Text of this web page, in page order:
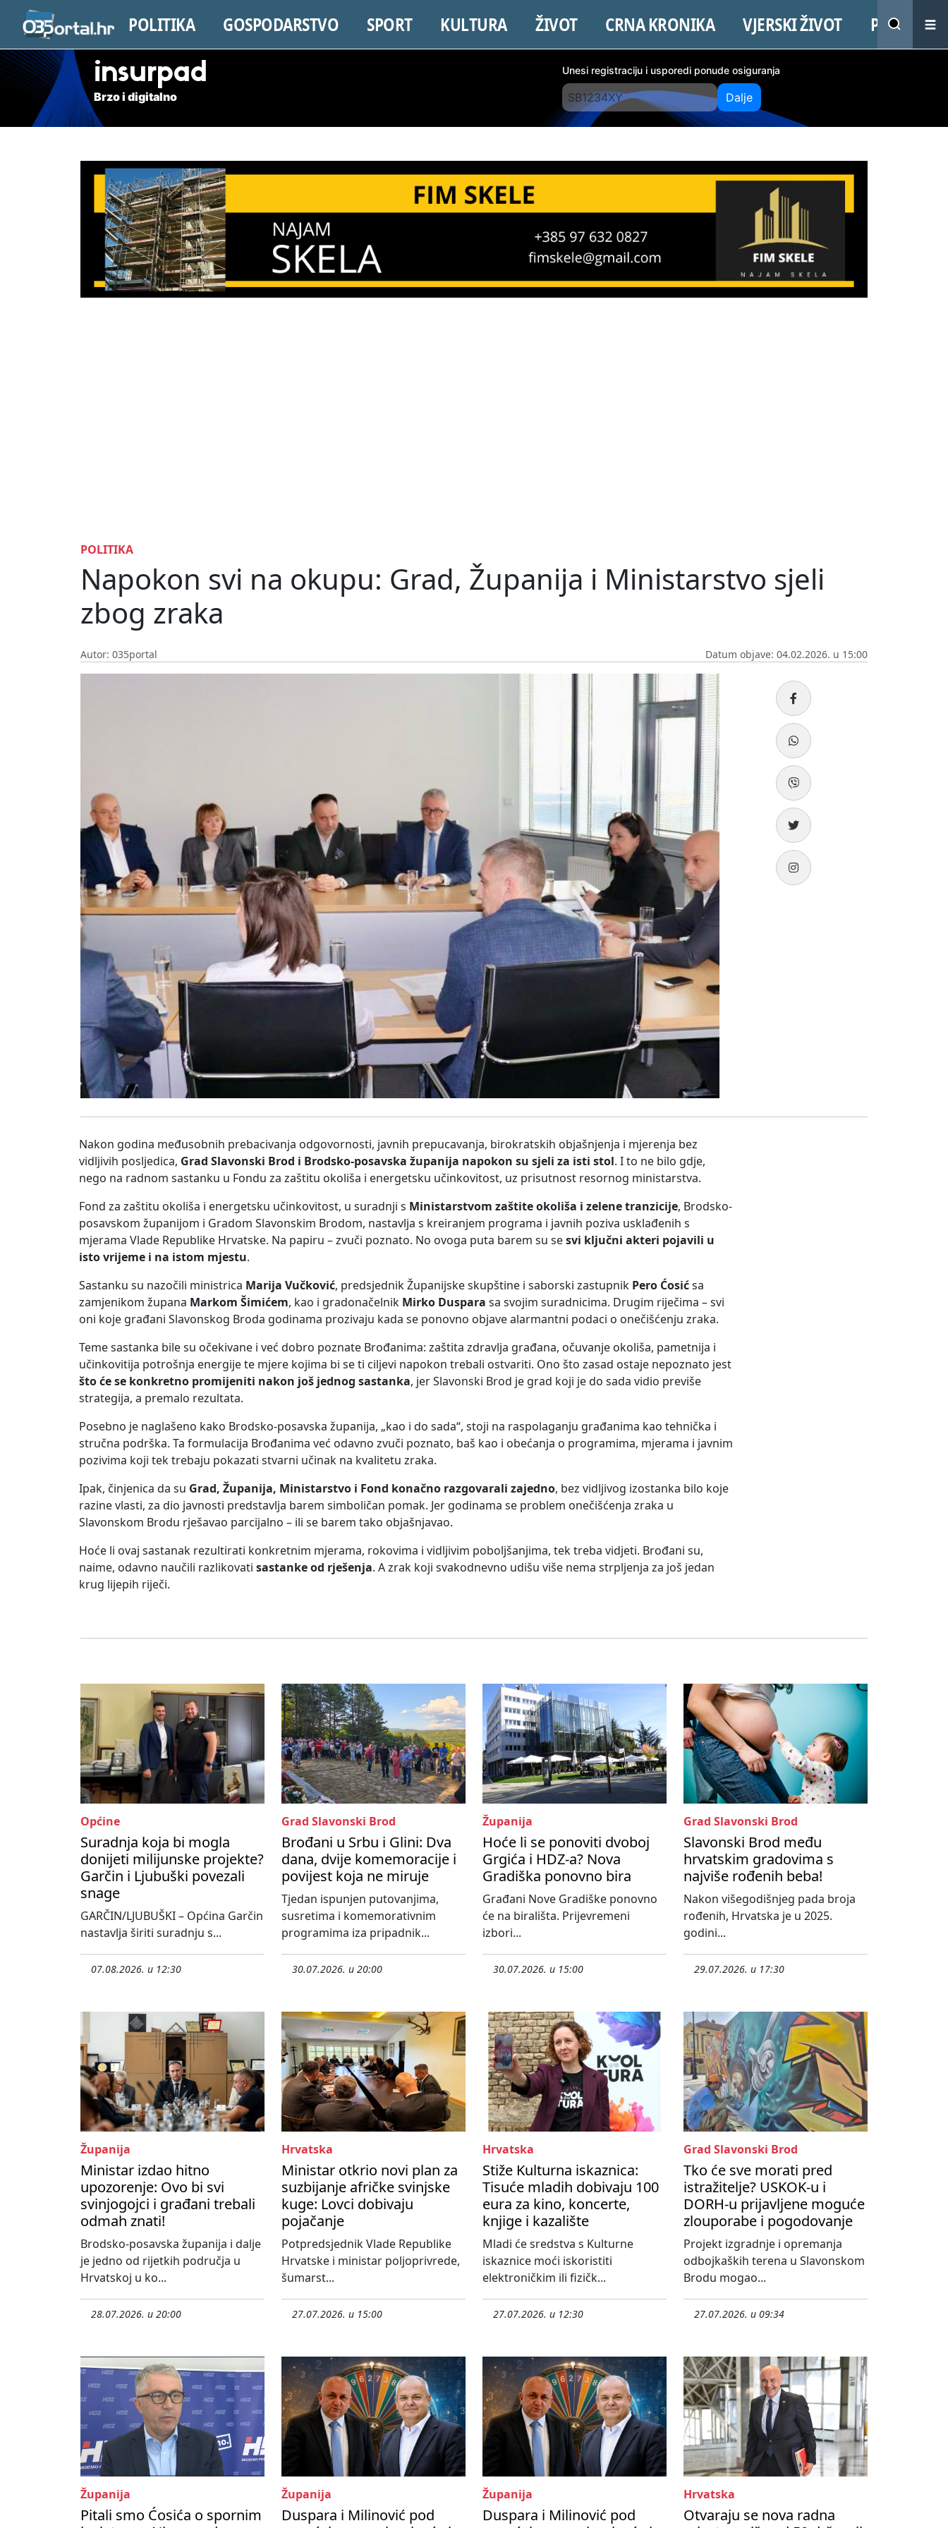
POLITIKA GOSPODARSTVO SPORT KULTURA ŽIVOT CRNA KRONIKA VJERSKI ŽIVOT PROMO
insurpad
Brzo i digitalno
Unesi registraciju i usporedi ponude osiguranja
Dalje
POLITIKA
Napokon svi na okupu: Grad, Županija i Ministarstvo sjeli
zbog zraka
Autor: 035portal Datum objave: 04.02.2026. u 15:00
Nakon godina međusobnih prebacivanja odgovornosti, javnih prepucavanja, birokratskih objašnjenja i mjerenja bez
vidljivih posljedica, Grad Slavonski Brod i Brodsko-posavska županija napokon su sjeli za isti stol. I to ne bilo gdje,
nego na radnom sastanku u Fondu za zaštitu okoliša i energetsku učinkovitost, uz prisutnost resornog ministarstva.
Fond za zaštitu okoliša i energetsku učinkovitost, u suradnji s Ministarstvom zaštite okoliša i zelene tranzicije, Brodsko-
posavskom županijom i Gradom Slavonskim Brodom, nastavlja s kreiranjem programa i javnih poziva usklađenih s
mjerama Vlade Republike Hrvatske. Na papiru – zvuči poznato. No ovoga puta barem su sesvi ključni akteri pojavili u
isto vrijeme i na istom mjestu.
Sastanku su nazočili ministrica Marija Vučković, predsjednik Županijske skupštine i saborski zastupnik Pero Ćosićsa
zamjenikom župana Markom Šimićem, kao i gradonačelnik Mirko Duspara sa svojim suradnicima. Drugim riječima – svi
oni koje građani Slavonskog Broda godinama prozivaju kada se ponovno objave alarmantni podaci o onečišćenju zraka.
Teme sastanka bile su očekivane i već dobro poznate Brođanima: zaštita zdravlja građana, očuvanje okoliša, pametnija i
učinkovitija potrošnja energije te mjere kojima bi se ti ciljevi napokon trebali ostvariti. Ono što zasad ostaje nepoznato jest
što će se konkretno promijeniti nakon još jednog sastanka, jer Slavonski Brod je grad koji je do sada vidio previše
strategija, a premalo rezultata.
Posebno je naglašeno kako Brodsko-posavska županija, „kao i do sada“, stoji na raspolaganju građanima kao tehnička i
stručna podrška. Ta formulacija Brođanima već odavno zvuči poznato, baš kao i obećanja o programima, mjerama i javnim
pozivima koji tek trebaju pokazati stvarni učinak na kvalitetu zraka.
Ipak, činjenica da su Grad, Županija, Ministarstvo i Fond konačno razgovarali zajedno, bez vidljivog izostanka bilo koje
razine vlasti, za dio javnosti predstavlja barem simboličan pomak. Jer godinama se problem onečišćenja zraka u
Slavonskom Brodu rješavao parcijalno – ili se barem tako objašnjavao.
Hoće li ovaj sastanak rezultirati konkretnim mjerama, rokovima i vidljivim poboljšanjima, tek treba vidjeti. Brođani su,
naime, odavno naučili razlikovati sastanke od rješenja. A zrak koji svakodnevno udišu više nema strpljenja za još jedan
krug lijepih riječi.
Općine
Suradnja koja bi mogla
donijeti milijunske projekte?
Garčin i Ljubuški povezali
snage
GARČIN/LJUBUŠKI – Općina Garčin
nastavlja širiti suradnju s...
07.08.2026. u 12:30
Grad Slavonski Brod
Brođani u Srbu i Glini: Dva
dana, dvije komemoracije i
povijest koja ne miruje
Tjedan ispunjen putovanjima,
susretima i komemorativnim
programima iza pripadnik...
30.07.2026. u 20:00
Županija
Hoće li se ponoviti dvoboj
Grgića i HDZ-a? Nova
Gradiška ponovno bira
Građani Nove Gradiške ponovno
će na birališta. Prijevremeni
izbori...
30.07.2026. u 15:00
Grad Slavonski Brod
Slavonski Brod među
hrvatskim gradovima s
najviše rođenih beba!
Nakon višegodišnjeg pada broja
rođenih, Hrvatska je u 2025.
godini...
29.07.2026. u 17:30
Županija
Ministar izdao hitno
upozorenje: Ovo bi svi
svinjogojci i građani trebali
odmah znati!
Brodsko-posavska županija i dalje
je jedno od rijetkih područja u
Hrvatskoj u ko...
28.07.2026. u 20:00
Hrvatska
Ministar otkrio novi plan za
suzbijanje afričke svinjske
kuge: Lovci dobivaju
pojačanje
Potpredsjednik Vlade Republike
Hrvatske i ministar poljoprivrede,
šumarst...
27.07.2026. u 15:00
Hrvatska
Stiže Kulturna iskaznica:
Tisuće mladih dobivaju 100
eura za kino, koncerte,
knjige i kazalište
Mladi će sredstva s Kulturne
iskaznice moći iskoristiti
elektroničkim ili fizičk...
27.07.2026. u 12:30
Grad Slavonski Brod
Tko će sve morati pred
istražitelje? USKOK-u i
DORH-u prijavljene moguće
zlouporabe i pogodovanje
Projekt izgradnje i opremanja
odbojkaških terena u Slavonskom
Brodu mogao...
27.07.2026. u 09:34
Županija
Pitali smo Ćosića o spornim
Županija
Duspara i Milinović pod
Županija
Duspara i Milinović pod
Hrvatska
Otvaraju se nova radna